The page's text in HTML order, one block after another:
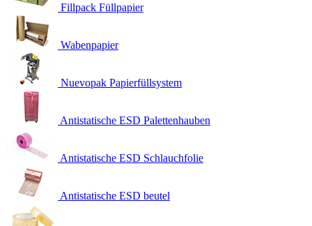
Fillpack Füllpapier
Wabenpapier
Nuevopak Papierfüllsystem
Antistatische ESD Palettenhauben
Antistatische ESD Schlauchfolie
Antistatische ESD beutel